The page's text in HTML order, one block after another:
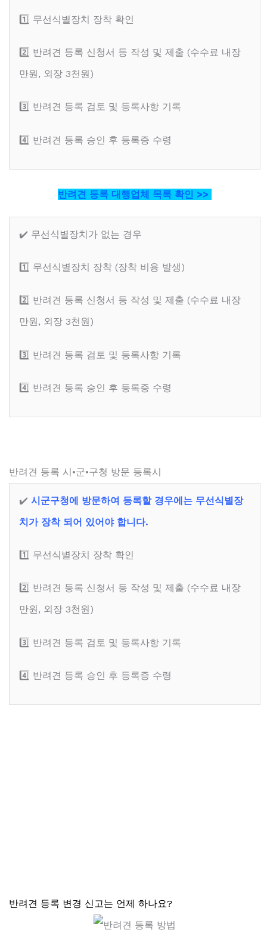
1️⃣ 무선식별장치 장착 확인
2️⃣ 반려견 등록 신청서 등 작성 및 제출 (수수료 내장
만원, 외장 3천원)
3️⃣ 반려견 등록 검토 및 등록사항 기록
4️⃣ 반려견 등록 승인 후 등록증 수령
반려견 등록 대행업체 목록 확인 >>
✔️ 무선식별장치가 없는 경우
1️⃣ 무선식별장치 장착 (장착 비용 발생)
2️⃣ 반려견 등록 신청서 등 작성 및 제출 (수수료 내장
만원, 외장 3천원)
3️⃣ 반려견 등록 검토 및 등록사항 기록
4️⃣ 반려견 등록 승인 후 등록증 수령
반려견 등록 시•군•구청 방문 등록시
✔️ 시군구청에 방문하여 등록할 경우에는 무선식별장
치가 장착 되어 있어야 합니다.
1️⃣ 무선식별장치 장착 확인
2️⃣ 반려견 등록 신청서 등 작성 및 제출 (수수료 내장
만원, 외장 3천원)
3️⃣ 반려견 등록 검토 및 등록사항 기록
4️⃣ 반려견 등록 승인 후 등록증 수령
반려견 등록 변경 신고는 언제 하나요?